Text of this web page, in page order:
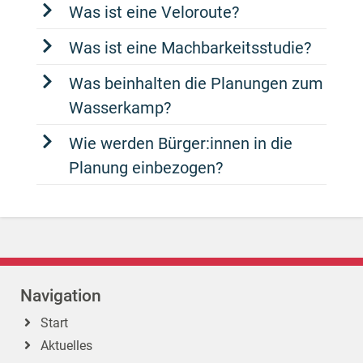
Was ist eine Veloroute?
Was ist eine Machbarkeitsstudie?
Was beinhalten die Planungen zum
Wasserkamp?
Wie werden Bürger:innen in die
Planung einbezogen?
Navigation
Start
Aktuelles